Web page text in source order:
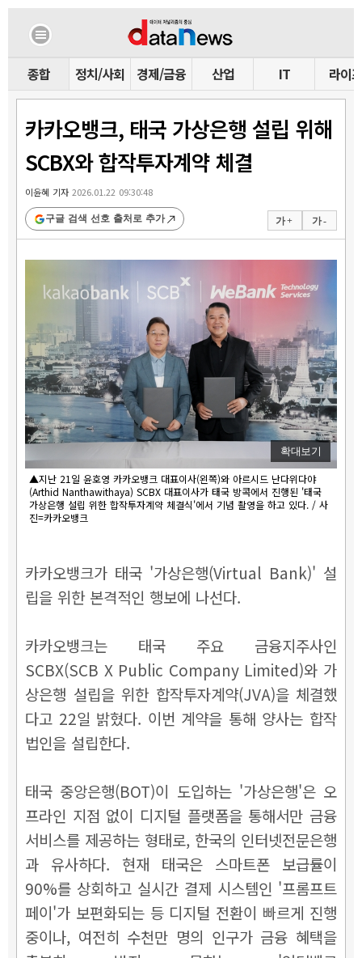
종합 정치/사회 경제/금융 산업 IT 라이프
카카오뱅크, 태국 가상은행 설립 위해
SCBX와 합작투자계약 체결
이윤혜 기자2026.01.22 09:30:48
가 + 가 -
구글 검색 선호 출처로 추가
확대보기
▲지난 21일 윤호영 카카오뱅크 대표이사(왼쪽)와 아르시드 난다위다야
(Arthid Nanthawithaya) SCBX 대표이사가 태국 방콕에서 진행된 '태국
가상은행 설립 위한 합작투자계약 체결식'에서 기념 촬영을 하고 있다. / 사
진=카카오뱅크
카카오뱅크가 태국 '가상은행(Virtual Bank)' 설
립을 위한 본격적인 행보에 나선다.
카카오뱅크는 태국 주요 금융지주사인
SCBX(SCB X Public Company Limited)와 가
상은행 설립을 위한 합작투자계약(JVA)을 체결했
다고 22일 밝혔다. 이번 계약을 통해 양사는 합작
법인을 설립한다.
태국 중앙은행(BOT)이 도입하는 '가상은행'은 오
프라인 지점 없이 디지털 플랫폼을 통해서만 금융
서비스를 제공하는 형태로, 한국의 인터넷전문은행
과 유사하다. 현재 태국은 스마트폰 보급률이
90%를 상회하고 실시간 결제 시스템인 '프롬프트
페이'가 보편화되는 등 디지털 전환이 빠르게 진행
중이나, 여전히 수천만 명의 인구가 금융 혜택을